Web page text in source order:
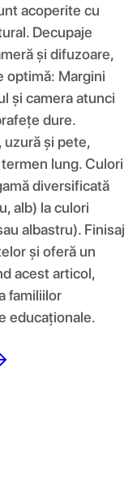
acoperite cu
Decupaje
și difuzoare,
optimă: Margini
și camera atunci
dure.
și pete,
lung. Culori
diversificată
alb) la culori
albastru). Finisaj
și oferă un
acest articol,
familiilor
educaționale.